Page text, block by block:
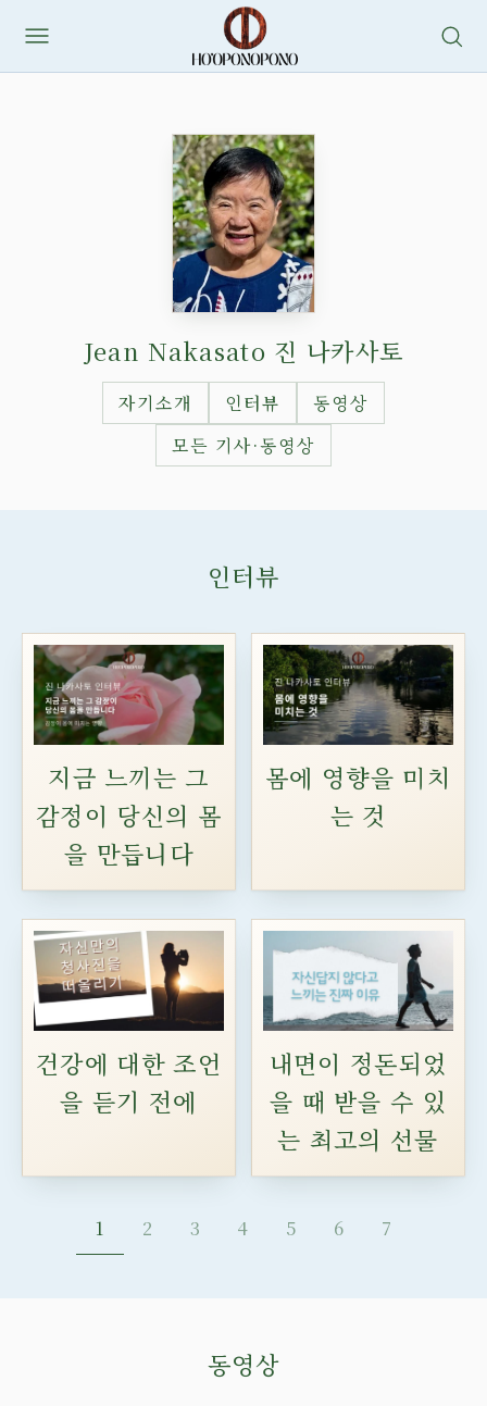
Jean Nakasato 진 나카사토
자기소개 인터뷰
동영상
모든 기사·동영상
인터뷰
지금 느끼는 그
감정이 당신의 몸
을 만듭니다
몸에 영향을 미치
는 것
건강에 대한 조언
을 듣기 전에
내면이 정돈되었
을 때 받을 수 있
는 최고의 선물
1 2 3 4 5 6 7
동영상